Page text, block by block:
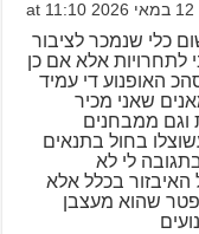
12 במאי 2026 at 11:10
כלי שנמכר לציבור
לתחרויות אלא אם כן
האופנוע די עמיד
שאני מכיר
וגם ממבחנים
בחול בתנאים
לי לא
האיבזור בכלל אלא
שהוא מעצבן